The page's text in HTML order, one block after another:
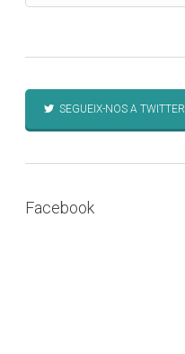
SEGUEIX-NOS A TWITTER
Facebook